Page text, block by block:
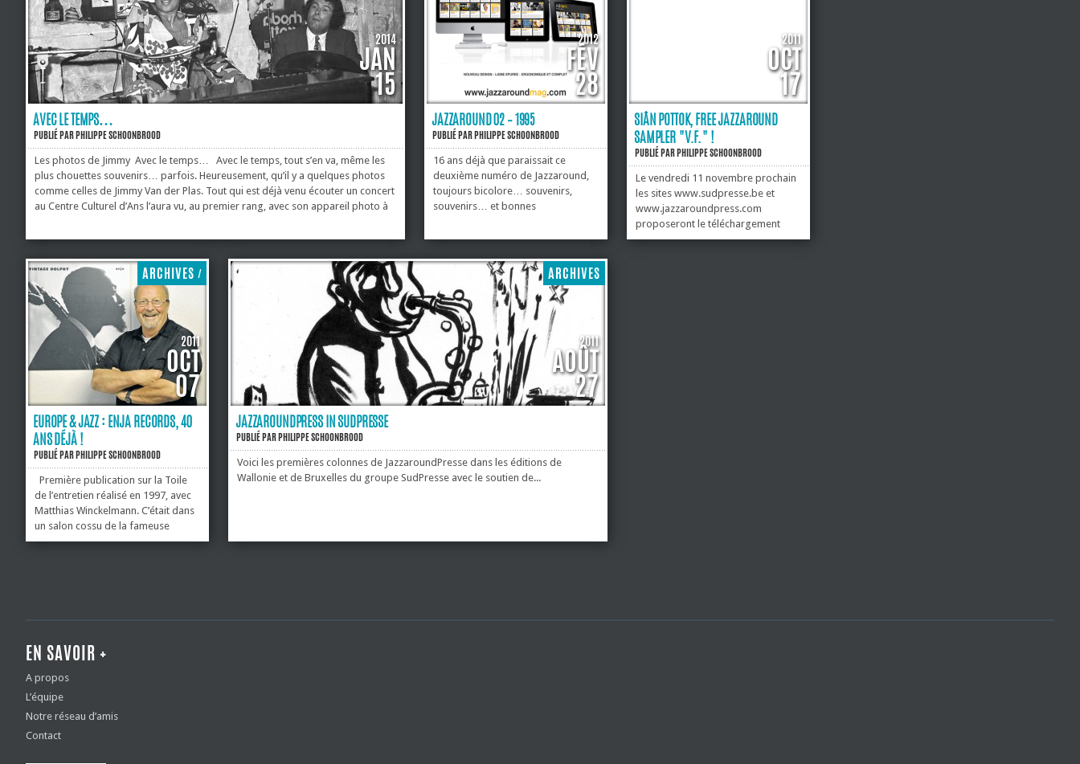
2014
JAN
15
AVEC LE TEMPS…
PUBLIÉ PARPHILIPPE SCHOONBROOD
Les photos de Jimmy Avec le temps… Avec le temps, tout s’en va, même les
plus chouettes souvenirs… parfois. Heureusement, qu’il y a quelques photos
comme celles de Jimmy Van der Plas. Tout qui est déjà venu écouter un concert
au Centre Culturel d’Ans l’aura vu, au premier rang, avec son appareil photo à
grâce à la radio AFN (American Forces Network) : c’était l’époque du swing. En
Denis Gilis et...
2012
FÉV
28
JAZZAROUND 02 – 1995
PUBLIÉ PARPHILIPPE SCHOONBROOD
16 ans déjà que paraissait ce
deuxième numéro de Jazzaround,
toujours bicolore… souvenirs,
souvenirs… et bonnes
N°02...
2011
OCT
17
SIÂN POTTOK, FREE JAZZAROUND
SAMPLER "V.F." !
PUBLIÉ PARPHILIPPE SCHOONBROOD
Le vendredi 11 novembre prochain
les sites www.sudpresse.be et
www.jazzaroundpress.com
proposeront le téléchargement
gratuit et légal du premier
ARCHIVES /
2011
OCT
07
EUROPE & JAZZ : ENJA RECORDS, 40
ANS DÉJÀ !
PUBLIÉ PARPHILIPPE SCHOONBROOD
Première publication sur la Toile
de l’entretien réalisé en 1997, avec
Matthias Winckelmann. C’était dans
un salon cossu de la fameuse
brasserie ” Le Falstaff” à Bruxelles.
ARCHIVES
2011
AOÛT
27
JAZZAROUNDPRESS IN SUDPRESSE
PUBLIÉ PARPHILIPPE SCHOONBROOD
Voici les premières colonnes de JazzaroundPresse dans les éditions de
Wallonie et de Bruxelles du groupe SudPresse avec le soutien de...
EN SAVOIR +
A propos
L’équipe
Notre réseau d’amis
Contact